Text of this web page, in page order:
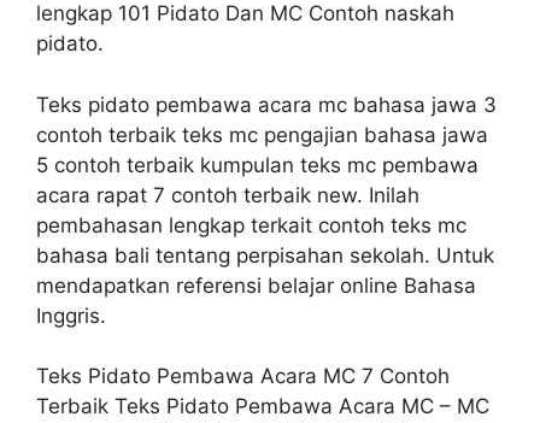
lengkap 101 Pidato Dan MC Contoh naskah
pidato.
Teks pidato pembawa acara mc bahasa jawa 3
contoh terbaik teks mc pengajian bahasa jawa
5 contoh terbaik kumpulan teks mc pembawa
acara rapat 7 contoh terbaik new. Inilah
pembahasan lengkap terkait contoh teks mc
bahasa bali tentang perpisahan sekolah. Untuk
mendapatkan referensi belajar online Bahasa
Inggris.
Teks Pidato Pembawa Acara MC 7 Contoh
Terbaik Teks Pidato Pembawa Acara MC – MC